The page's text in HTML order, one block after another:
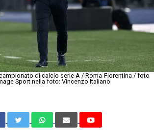
di calcio serie A / Roma-Fiorentina / foto
Sport nella foto: Vincenzo Italiano